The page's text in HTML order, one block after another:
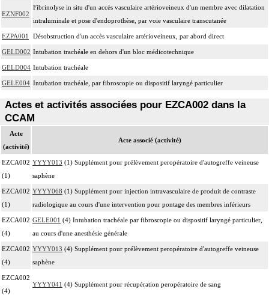
EZNF002
Fibrinolyse in situ d'un accès vasculaire artérioveineux d'un membre avec dilatation
intraluminale et pose d'endoprothèse, par voie vasculaire transcutanée
EZPA001 Désobstruction d'un accès vasculaire artérioveineux, par abord direct
GELD002 Intubation trachéale en dehors d'un bloc médicotechnique
GELD004 Intubation trachéale
GELE004 Intubation trachéale, par fibroscopie ou dispositif laryngé particulier
Actes et activités associées pour EZCA002 dans la
CCAM
Acte
(activité)
Acte associé (activité)
EZCA002
(1)
YYYY013 (1) Supplément pour prélèvement peropératoire d'autogreffe veineuse
saphène
EZCA002
(1)
YYYY068 (1) Supplément pour injection intravasculaire de produit de contraste
radiologique au cours d'une intervention pour pontage des membres inférieurs
EZCA002
(4)
GELE001 (4) Intubation trachéale par fibroscopie ou dispositif laryngé particulier,
au cours d'une anesthésie générale
EZCA002
(4)
YYYY013 (4) Supplément pour prélèvement peropératoire d'autogreffe veineuse
saphène
EZCA002
(4)
YYYY041 (4) Supplément pour récupération peropératoire de sang